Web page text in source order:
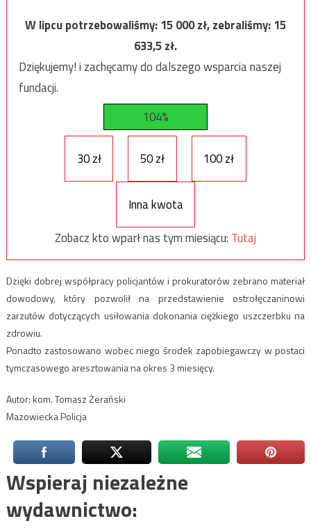
W lipcu potrzebowaliśmy:15 000zł, zebraliśmy:15
633,5zł.
Dziękujemy! i zachęcamy do dalszego wsparcia naszej
fundacji.
104%
30 zł 50 zł 100 zł
Inna kwota
Zobacz kto wparł nas tym miesiącu: Tutaj
Dzięki dobrej współpracy policjantów i prokuratorów zebrano materiał
dowodowy, który pozwolił na przedstawienie ostrołęczaninowi
zarzutów dotyczących usiłowania dokonania ciężkiego uszczerbku na
zdrowiu.
Ponadto zastosowano wobec niego środek zapobiegawczy w postaci
tymczasowego aresztowania na okres 3 miesięcy.
Autor: kom. Tomasz Żerański
Mazowiecka Policja
Wspieraj niezależne
wydawnictwo: